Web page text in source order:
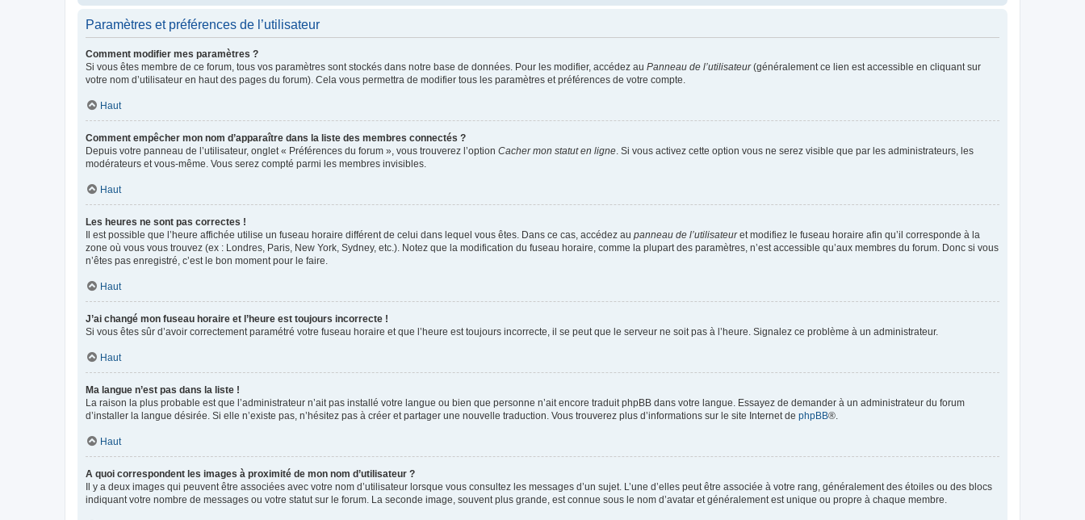
Paramètres et préférences de l’utilisateur
Comment modifier mes paramètres ?
Si vous êtes membre de ce forum, tous vos paramètres sont stockés dans notre base de données. Pour les modifier, accédez au Panneau de l’utilisateur(généralement ce lien est accessible en cliquant sur
votre nom d’utilisateur en haut des pages du forum). Cela vous permettra de modifier tous les paramètres et préférences de votre compte.
Haut
Comment empêcher mon nom d’apparaître dans la liste des membres connectés ?
Depuis votre panneau de l’utilisateur, onglet « Préférences du forum », vous trouverez l’option Cacher mon statut en ligne. Si vous activez cette option vous ne serez visible que par les administrateurs, les
modérateurs et vous-même. Vous serez compté parmi les membres invisibles.
Haut
Les heures ne sont pas correctes !
Il est possible que l’heure affichée utilise un fuseau horaire différent de celui dans lequel vous êtes. Dans ce cas, accédez au panneau de l’utilisateuret modifiez le fuseau horaire afin qu’il corresponde à la
zone où vous vous trouvez (ex : Londres, Paris, New York, Sydney, etc.). Notez que la modification du fuseau horaire, comme la plupart des paramètres, n’est accessible qu’aux membres du forum. Donc si vous
n’êtes pas enregistré, c’est le bon moment pour le faire.
Haut
J’ai changé mon fuseau horaire et l’heure est toujours incorrecte !
Si vous êtes sûr d’avoir correctement paramétré votre fuseau horaire et que l’heure est toujours incorrecte, il se peut que le serveur ne soit pas à l’heure. Signalez ce problème à un administrateur.
Haut
Ma langue n’est pas dans la liste !
La raison la plus probable est que l’administrateur n’ait pas installé votre langue ou bien que personne n’ait encore traduit phpBB dans votre langue. Essayez de demander à un administrateur du forum
d’installer la langue désirée. Si elle n’existe pas, n’hésitez pas à créer et partager une nouvelle traduction. Vous trouverez plus d’informations sur le site Internet de phpBB®.
Haut
A quoi correspondent les images à proximité de mon nom d’utilisateur ?
Il y a deux images qui peuvent être associées avec votre nom d’utilisateur lorsque vous consultez les messages d’un sujet. L’une d’elles peut être associée à votre rang, généralement des étoiles ou des blocs
indiquant votre nombre de messages ou votre statut sur le forum. La seconde image, souvent plus grande, est connue sous le nom d’avatar et généralement est unique ou propre à chaque membre.